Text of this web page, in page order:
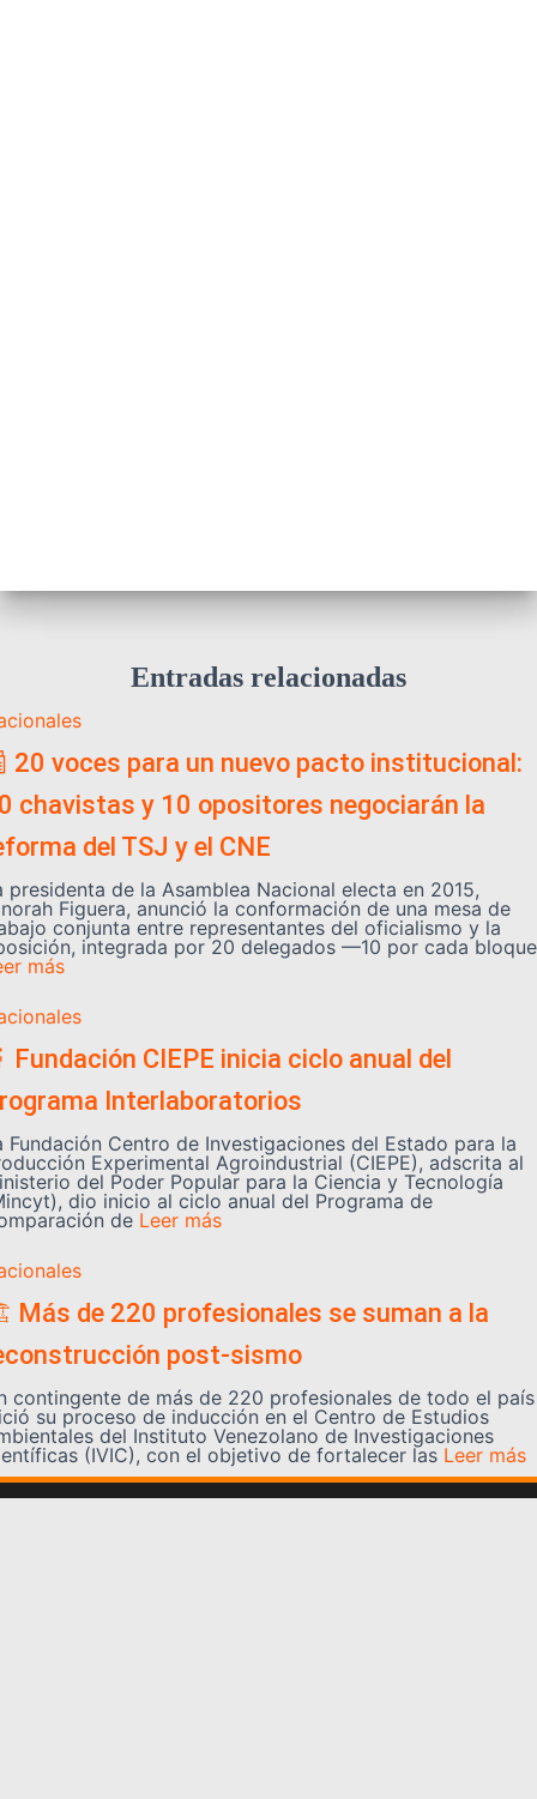
Entradas relacionadas
20 voces para un nuevo pacto institucional:
chavistas y 10 opositores negociarán la
del TSJ y el CNE
presidenta de la Asamblea Nacional electa en 2015,
Figuera, anunció la conformación de una mesa de
conjunta entre representantes del oficialismo y la
integrada por 20 delegados —10 por cada bloque
más
Fundación CIEPE inicia ciclo anual del
Interlaboratorios
Fundación Centro de Investigaciones del Estado para la
Experimental Agroindustrial (CIEPE), adscrita al
del Poder Popular para la Ciencia y Tecnología
dio inicio al ciclo anual del Programa de
de Leer más
de 220 profesionales se suman a la
post-sismo
contingente de más de 220 profesionales de todo el país
su proceso de inducción en el Centro de Estudios
del Instituto Venezolano de Investigaciones
(IVIC), con el objetivo de fortalecer las Leer más